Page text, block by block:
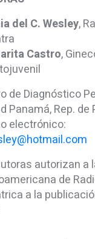
del C. Wesley,
Castro,
de Diagnóstico
Panamá, Rep. de
electrónico:
autorizan a
de
a la